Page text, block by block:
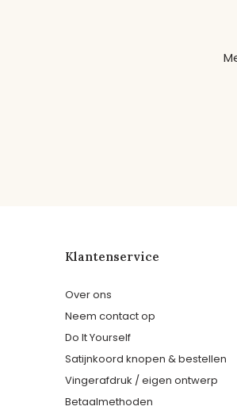
Klantenservice
Over ons
Neem contact op
Do It Yourself
Satijnkoord knopen & bestellen
Vingerafdruk / eigen ontwerp
Betaalmethoden